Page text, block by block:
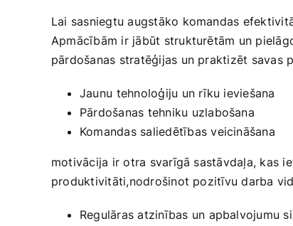
Lai sasniegtu augstāko komandas
Apmācībām ​ir jābūt strukturētām un
pārdošanas stratēģijas un praktizēt savas
Jaunu ⁢tehnoloģiju un rīku ieviešana
Pārdošanas tehniku uzlabošana
Komandas saliedētības veicināšana
motivācija ir otra svarīgā sastāvdaļa, kas
produktivitāti,nodrošinot pozitīvu darba
Regulāras atzinības un apbalvojumu